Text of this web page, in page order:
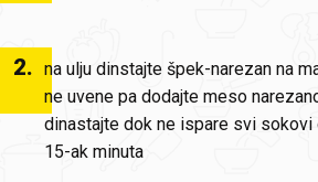
2. na ulju dinstajte špek-narezan na
ne uvene pa dodajte meso
dinastajte dok ne ispare svi
15-ak minuta